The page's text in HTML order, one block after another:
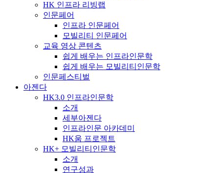
HK 인프라 리빙랩
인문페어
인프라 인문페어
모빌리티 인문페어
교육 영상 콘텐츠
쉽게 배우는 인프라인문학
쉽게 배우는 모빌리티인문학
인문페스티벌
아젠다
HK3.0 인프라인문학
소개
세부아젠다
인프라인문 아카데미
HK움 프로젝트
HK+ 모빌리티인문학
소개
연구성과